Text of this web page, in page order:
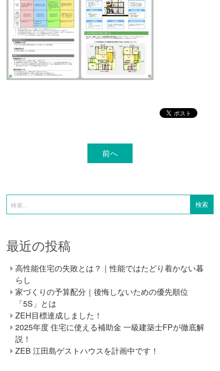
前へ
最近の投稿
高性能住宅の失敗とは？｜性能ではたどり着かない暮
らし
家づくりの予算配分｜後悔しないための優先順位
「5S」とは
ZEH目標達成しました！
2025年度 住宅に使える補助金 一級建築士FPが徹底解
説！
ZEB 江田島ゲストハウスを計画中です！